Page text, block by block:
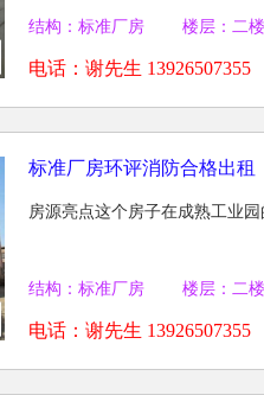
结构：标准厂房 楼层：二楼
电话： 谢先生 13926507355
标准厂房环评消防合格出租
房源亮点这个房子在成熟工业
结构：标准厂房 楼层：二楼
电话： 谢先生 13926507355